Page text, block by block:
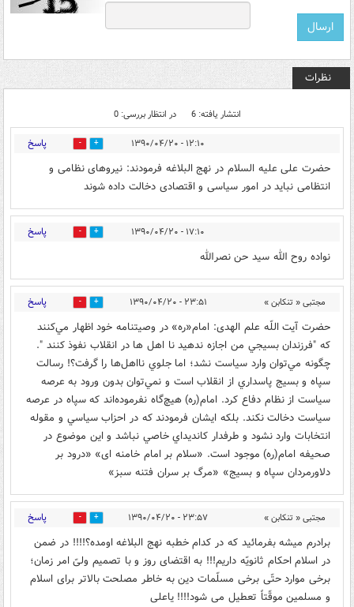
نظرات
انتشار یافته: 6 در انتظار بررسی: 0
۱۲:۱۰ - ۱۳۹۰/۰۴/۲۰ 0 پاسخ
حضرت علی علیه السلام در نهج البلاغه فرمودند: نیروهای نظامی و
انتظامی نباید در امور سیاسی و اقتصادی دخالت داده شوند
۱۷:۱۰ - ۱۳۹۰/۰۴/۲۰ 0 پاسخ
نواده روح الله سيد حن نصرالله
مجتبی « تنکابن » ۲۳:۵۱ - ۱۳۹۰/۰۴/۲۰ 0 پاسخ
حضرت آیت اللّه علم الهدی: امام«ره» در وصيتنامه خود اظهار مي‌كنند
كه "فرزندان بسيجي من اجازه ندهيد نا اهل ها در انقلاب نفوذ كنند ".
چگونه مي‌توان وارد سياست نشد؛ اما جلوي نااهل‌ها را گرفت؟! رسالت
سپاه و بسيج پاسداري از انقلاب است و نمي‌توان بدون ورود به عرصه
سياست از نظام دفاع كرد. امام(ره) هيچ‌گاه نفرموده‌اند كه سپاه در عرصه
سياست دخالت نكند. بلكه ايشان فرمودند كه در احزاب سياسي و مقوله
انتخابات وارد نشود و طرفدار كانديداي خاصي نباشد و اين موضوع در
صحيفه امام(ره) موجود است. «سلام بر امام خامنه ای» «درود بر
دلاورمردان سپاه و بسیج» «مرگ بر سران فتنه سبز»
مجتبی « تنکابن » ۲۳:۵۷ - ۱۳۹۰/۰۴/۲۰ 0 پاسخ
برادرم میشه بفرمائید که در کدام خطبه نهج البلاغه اومده؟!!!! در ضمن
در اسلام احکام ثانویّه داریم!!! به اقتضای روز و با تصمیم ولیّ امر زمان؛
برخی موارد حتّی برخی مسلّمات دین به خاطر مصلحت بالاتر برای اسلام
و مسلمین موقّتاً تعطیل می شود!!!! یاعلی